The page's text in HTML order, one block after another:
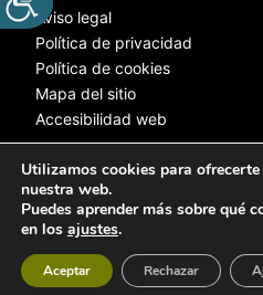
Aviso legal
Política de privacidad
Política de cookies
Mapa del sitio
Accesibilidad web
© 2025 Web desarrollada por el
Utilizamos cookies para
nuestra web.
Puedes aprender más sobre qué
en los ajustes.
Aceptar Rechazar